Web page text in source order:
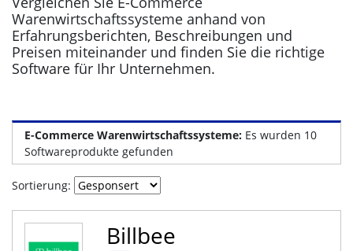
Warenwirtschaftssysteme anhand von
Erfahrungsberichten, Beschreibungen und
Preisen miteinander und finden Sie die richtige
Software für Ihr Unternehmen.
E-Commerce Warenwirtschaftssysteme: Es wurden 10
Softwareprodukte gefunden
Sortierung:
Billbee